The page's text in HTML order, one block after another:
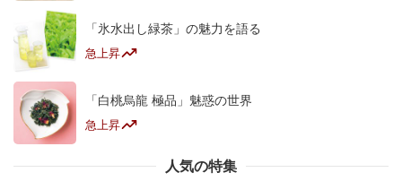
「氷水出し緑茶」の魅力を語る
急上昇
「白桃烏龍 極品」魅惑の世界
急上昇
人気の特集